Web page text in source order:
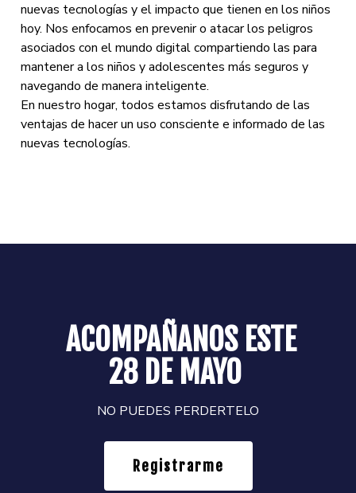
nuevas tecnologías y el impacto que tienen en los niños
hoy. Nos enfocamos en prevenir o atacar los peligros
asociados con el mundo digital compartiendo las para
mantener a los niños y adolescentes más seguros y
navegando de manera inteligente.
En nuestro hogar, todos estamos disfrutando de las
ventajas de hacer un uso consciente e informado de las
nuevas tecnologías.
ACOMPAÑANOS ESTE
28 DE MAYO
NO PUEDES PERDERTELO
Registrarme